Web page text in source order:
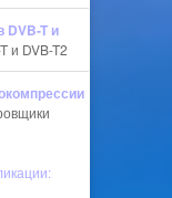
DVB-T и
и DVB-T2